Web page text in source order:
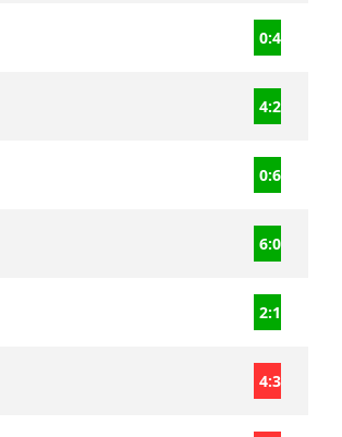
0:4
4:2
0:6
6:0
2:1
4:3